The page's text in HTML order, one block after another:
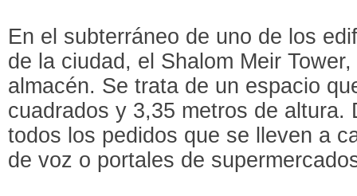
En el subterráneo de uno de los
de la ciudad, el Shalom Meir
almacén. Se trata de un espacio
cuadrados y 3,35 metros de
todos los pedidos que se lleven a
de voz o portales de